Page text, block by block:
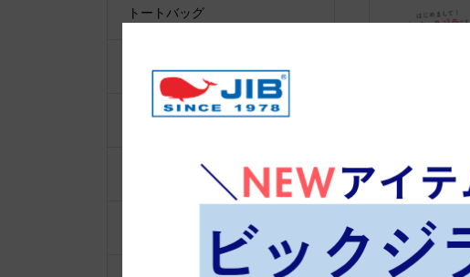
Post
トートバッグ
バケツトートバッグ
リュックバッグ
ショルダーバッグ
ショルダーベルト